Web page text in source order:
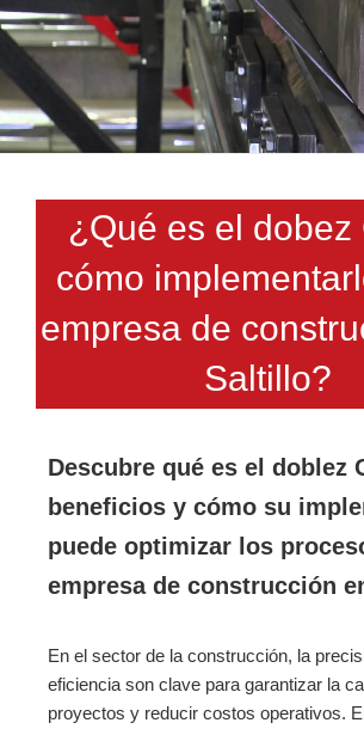
¿Qué es el dobez
cómo
empresa de
Saltillo?
Descubre qué es el doblez
beneficios y cómo su
puede optimizar los
empresa de construcción
En el sector de la construcción, la
eficiencia son clave para garantizar la
proyectos y reducir costos operativos.